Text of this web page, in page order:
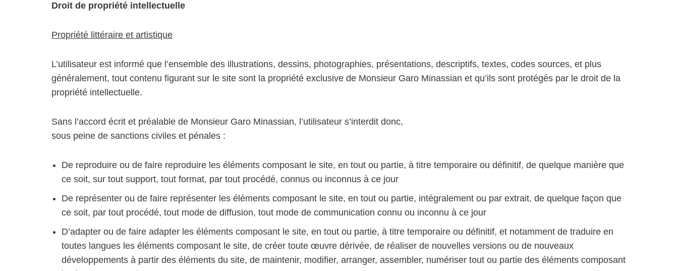
Droit de propriété intellectuelle
Propriété littéraire et artistique
L’utilisateur est informé que l’ensemble des illustrations, dessins, photographies, présentations, descriptifs, textes, codes sources, et plus
généralement, tout contenu figurant sur le site sont la propriété exclusive de Monsieur Garo Minassian et qu’ils sont protégés par le droit de la
propriété intellectuelle.
Sans l’accord écrit et préalable de Monsieur Garo Minassian, l’utilisateur s’interdit donc,
sous peine de sanctions civiles et pénales :
De reproduire ou de faire reproduire les éléments composant le site, en tout ou partie, à titre temporaire ou définitif, de quelque manière que
ce soit, sur tout support, tout format, par tout procédé, connus ou inconnus à ce jour
De représenter ou de faire représenter les éléments composant le site, en tout ou partie, intégralement ou par extrait, de quelque façon que
ce soit, par tout procédé, tout mode de diffusion, tout mode de communication connu ou inconnu à ce jour
D’adapter ou de faire adapter les éléments composant le site, en tout ou partie, à titre temporaire ou définitif, et notamment de traduire en
toutes langues les éléments composant le site, de créer toute œuvre dérivée, de réaliser de nouvelles versions ou de nouveaux
développements à partir des éléments du site, de maintenir, modifier, arranger, assembler, numériser tout ou partie des éléments composant